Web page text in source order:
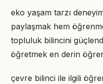
eko yaşam tarzı
paylaşmak hem
topluluk bilincini
öğretmek en derin
çevre bilinci ile ilgili